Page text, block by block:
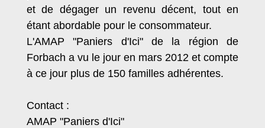
et de dégager un revenu décent, tout en
étant abordable pour le consommateur.
L'AMAP "Paniers d'Ici" de la région de
Forbach a vu le jour en mars 2012 et compte
à ce jour plus de 150 familles adhérentes.
Contact :
AMAP "Paniers d'Ici"